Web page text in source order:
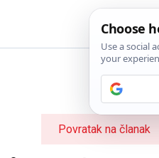
Povratak na članak